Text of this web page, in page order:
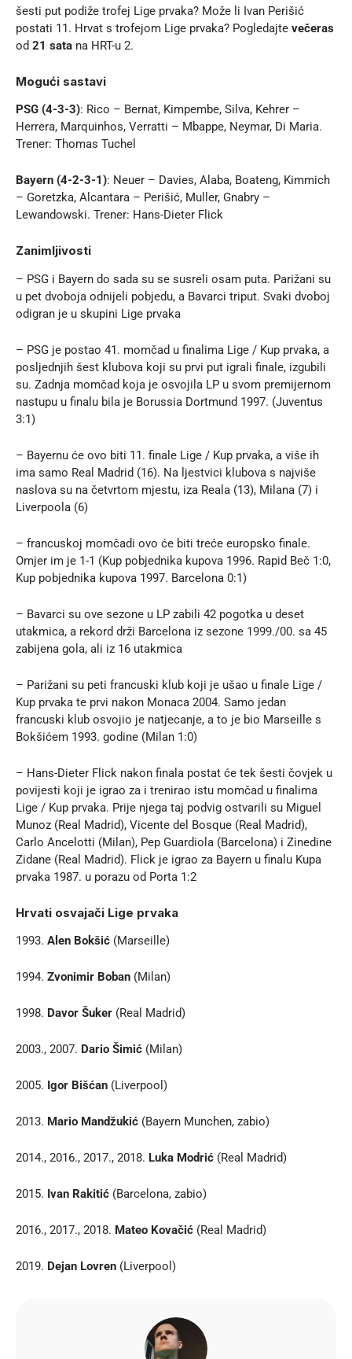
šesti put podiže trofej Lige prvaka? Može li Ivan Perišić
postati 11. Hrvat s trofejom Lige prvaka? Pogledajte večeras
od 21 sata na HRT-u 2.
Mogući sastavi
PSG (4-3-3): Rico – Bernat, Kimpembe, Silva, Kehrer –
Herrera, Marquinhos, Verratti – Mbappe, Neymar, Di Maria.
Trener: Thomas Tuchel
Bayern (4-2-3-1): Neuer – Davies, Alaba, Boateng, Kimmich
– Goretzka, Alcantara – Perišić, Muller, Gnabry –
Lewandowski. Trener: Hans-Dieter Flick
Zanimljivosti
– PSG i Bayern do sada su se susreli osam puta. Parižani su
u pet dvoboja odnijeli pobjedu, a Bavarci triput. Svaki dvoboj
odigran je u skupini Lige prvaka
– PSG je postao 41. momčad u finalima Lige / Kup prvaka, a
posljednjih šest klubova koji su prvi put igrali finale, izgubili
su. Zadnja momčad koja je osvojila LP u svom premijernom
nastupu u finalu bila je Borussia Dortmund 1997. (Juventus
3:1)
– Bayernu će ovo biti 11. finale Lige / Kup prvaka, a više ih
ima samo Real Madrid (16). Na ljestvici klubova s najviše
naslova su na četvrtom mjestu, iza Reala (13), Milana (7) i
Liverpoola (6)
– francuskoj momčadi ovo će biti treće europsko finale.
Omjer im je 1-1 (Kup pobjednika kupova 1996. Rapid Beč 1:0,
Kup pobjednika kupova 1997. Barcelona 0:1)
– Bavarci su ove sezone u LP zabili 42 pogotka u deset
utakmica, a rekord drži Barcelona iz sezone 1999./00. sa 45
zabijena gola, ali iz 16 utakmica
– Parižani su peti francuski klub koji je ušao u finale Lige /
Kup prvaka te prvi nakon Monaca 2004. Samo jedan
francuski klub osvojio je natjecanje, a to je bio Marseille s
Bokšićem 1993. godine (Milan 1:0)
– Hans-Dieter Flick nakon finala postat će tek šesti čovjek u
povijesti koji je igrao za i trenirao istu momčad u finalima
Lige / Kup prvaka. Prije njega taj podvig ostvarili su Miguel
Munoz (Real Madrid), Vicente del Bosque (Real Madrid),
Carlo Ancelotti (Milan), Pep Guardiola (Barcelona) i Zinedine
Zidane (Real Madrid). Flick je igrao za Bayern u finalu Kupa
prvaka 1987. u porazu od Porta 1:2
Hrvati osvajači Lige prvaka
1993. Alen Bokšić (Marseille)
1994. Zvonimir Boban (Milan)
1998. Davor Šuker (Real Madrid)
2003., 2007. Dario Šimić (Milan)
2005. Igor Bišćan (Liverpool)
2013. Mario Mandžukić (Bayern Munchen, zabio)
2014., 2016., 2017., 2018. Luka Modrić (Real Madrid)
2015. Ivan Rakitić (Barcelona, zabio)
2016., 2017., 2018. Mateo Kovačić (Real Madrid)
2019. Dejan Lovren (Liverpool)